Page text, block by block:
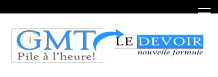
to
content